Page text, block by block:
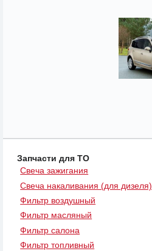
Запчасти для ТО
Свеча зажигания
Свеча накаливания (для дизеля)
Фильтр воздушный
Фильтр масляный
Фильтр салона
Фильтр топливный